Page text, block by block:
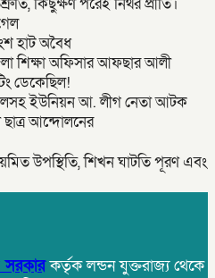
হাট অবৈধ
শিক্ষা অফিসার আফছার আলী
ডেকেছিল!
ইউনিয়ন আ. লীগ নেতা আটক
আন্দোলনের
উপস্থিতি, শিখন ঘাটতি পূরণ এবং
কর্তৃক লন্ডন যুক্তরাজ্য থেকে